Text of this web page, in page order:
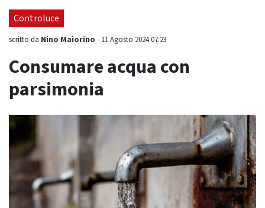
cemento"
Controluce
scritto da Nino Maiorino - 11 Agosto 2024 07:23
Consumare acqua con
parsimonia